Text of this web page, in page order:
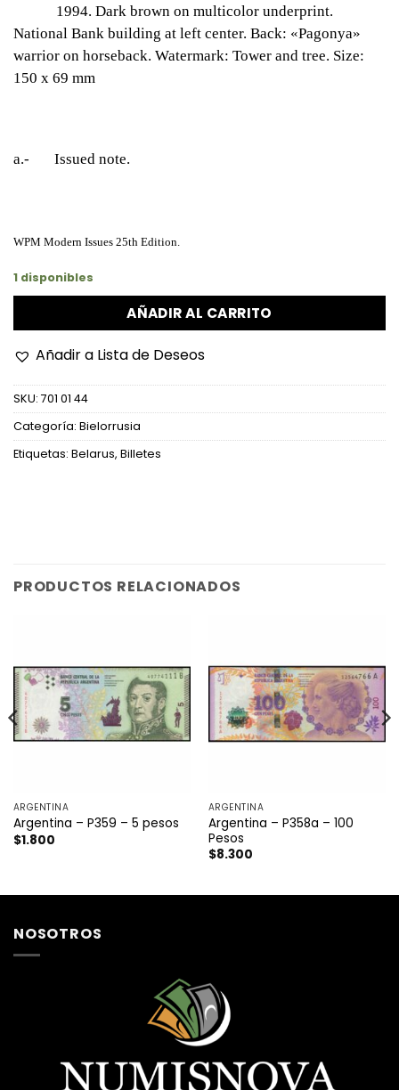
1994. Dark brown on multicolor underprint.
National Bank building at left center. Back: «Pagonya»
warrior on horseback. Watermark: Tower and tree. Size:
150 x 69 mm
a.- Issued note.
WPM Modern Issues 25th Edition.
1 disponibles
AÑADIR AL CARRITO
Añadir a Lista de Deseos
SKU: 701 01 44
Categoría: Bielorrusia
Etiquetas: Belarus, Billetes
PRODUCTOS RELACIONADOS
ARGENTINA
Argentina – P359 – 5 pesos
$1.800
ARGENTINA
Argentina – P358a – 100
Pesos
$8.300
NOSOTROS